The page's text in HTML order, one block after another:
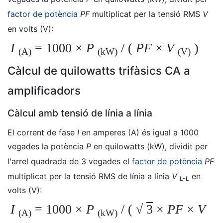
factor de potència PFmultiplicat per la tensió RMS V
en volts (V):
I (A) = 1000 × P (kW) / ( PF × V(V) )
Càlcul de quilowatts trifàsics CA a
amplificadors
Càlcul amb tensió de línia a línia
El corrent de fase I en amperes (A) és igual a 1000
vegades la potència P en quilowatts (kW), dividit per
l'arrel quadrada de 3 vegades el factor de potència PF
multiplicat per la tensió RMS de línia a línia V L-L en
volts (V):
I (A) = 1000 × P (kW) / ( √ 3 × PF × V